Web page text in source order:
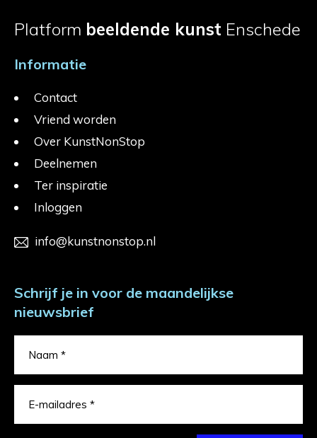
Platform beeldende kunst Enschede
Informatie
Contact
Vriend worden
Over KunstNonStop
Deelnemen
Ter inspiratie
Inloggen
info@kunstnonstop.nl
Schrijf je in voor de maandelijkse
nieuwsbrief